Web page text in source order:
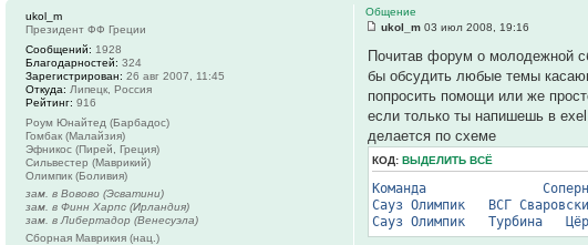
Общение
ukol_m 03 июл 2008, 19:16
Почитав форум о молодежной
бы обсудить любые темы
попросить помощи или же
если только ты напишешь в
делается по схеме
КОД:ВЫДЕЛИТЬ ВСЁ
Команда
Сауз Олимпик
Сауз Олимпик
ukol_m
Президент ФФ Греции
Сообщений: 1928
Благодарностей: 324
Зарегистрирован: 26 авг 2007, 11:45
Откуда: Липецк, Россия
Рейтинг: 916
Роум Юнайтед (Барбадос)
Гомбак (Малайзия)
Эфникос (Пирей, Греция)
Сильвестер (Маврикий)
Олимпик (Боливия)
зам. в Вовово (Эсватини)
зам. в Финн Харпс (Ирландия)
зам. в Либертадор (Венесуэла)
Сборная Маврикия (нац.)